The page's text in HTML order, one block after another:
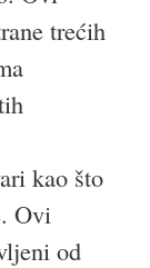
trećih
kao što
Ovi
od